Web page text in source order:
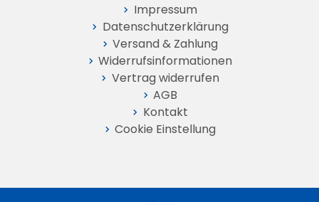
Impressum
Datenschutz­erklärung
Versand & Zahlung
Widerrufs­informationen
Vertrag widerrufen
AGB
Kontakt
Cookie Einstellung